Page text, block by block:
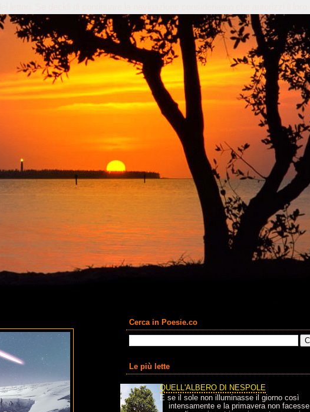
Cerca in Poesie.co
Le più lette
QUELL'ALBERO DI NESPOLE
E se il sole non illuminasse il giorno così
intensamente e la primavera non facesse